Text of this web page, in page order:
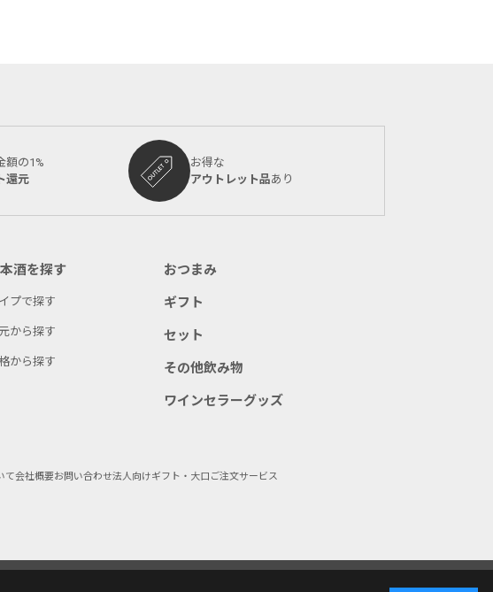
額の1%
還元
お得な
アウトレット品あり
酒を探す
プで探す
から探す
から探す
おつまみ
ギフト
セット
その他飲み物
ワインセラーグッズ
て会社概要お問い合わせ法人向けギフト・大口ご注文サービス